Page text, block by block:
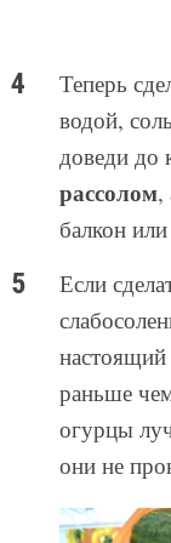
Теперь
водой,
доведи до
рассолом,
балкон
Если
настоящий
раньше
огурцы
они не